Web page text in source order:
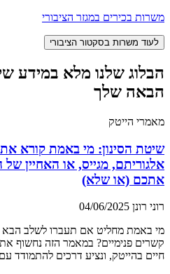
משרות בכירים במגזר הציבורי
לעוד משרות בסקטור הציבורי
הבלוג שלנו מלא במידע
הבאה שלך
מאמרי הייטק
שיטת הסינון: מי באמת קורא
אלגוריתם, מגייס, או האחיין
אתכם (או שלא)
רוני רונן 04/06/2025
מי באמת מחליט אם תעברו לשלב הבא
קשרים פנימיים? במאמר הזה נחשוף
חיים בהייטק, ונציע דרכים להתמודד